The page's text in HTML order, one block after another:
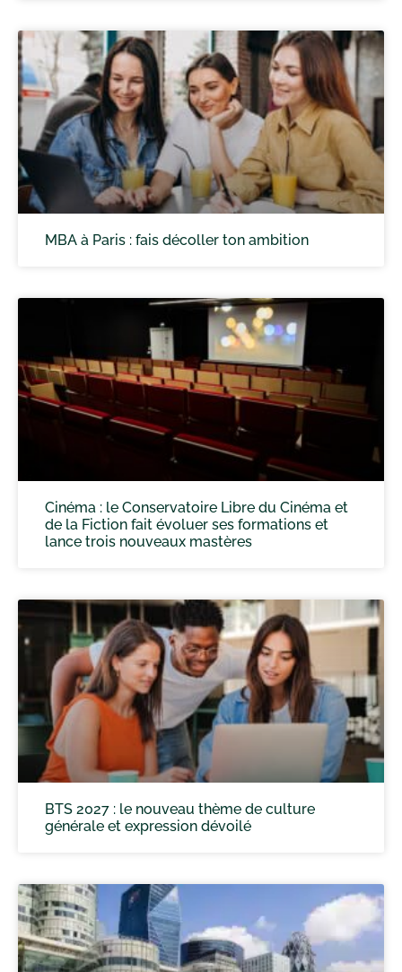
MBA à Paris : fais décoller ton ambition
Cinéma : le Conservatoire Libre du Cinéma et
de la Fiction fait évoluer ses formations et
lance trois nouveaux mastères
BTS 2027 : le nouveau thème de culture
générale et expression dévoilé